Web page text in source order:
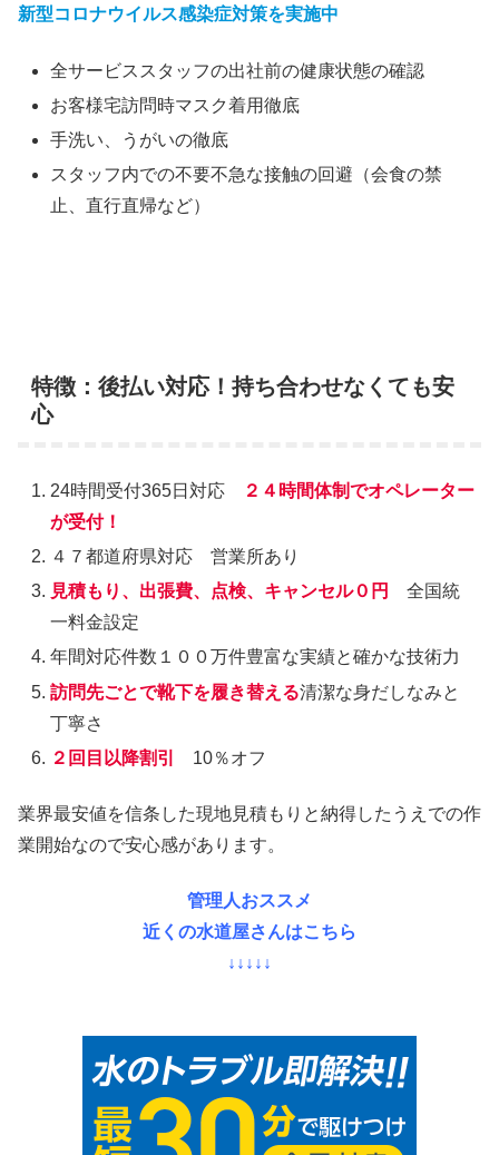
新型コロナウイルス感染症対策を実施中
全サービススタッフの出社前の健康状態の確認
お客様宅訪問時マスク着用徹底
手洗い、うがいの徹底
スタッフ内での不要不急な接触の回避（会食の禁
止、直行直帰など）
特徴：後払い対応！持ち合わせなくても安
心
24時間受付365日対応
２４時間体制でオペレーター
が受付！
４７都道府県対応 営業所あり
見積もり、出張費、点検、キャンセル０円
全国統
一料金設定
年間対応件数１００万件豊富な実績と確かな技術力
訪問先ごとで靴下を履き替える清潔な身だしなみと
丁寧さ
２回目以降割引
10％オフ
業界最安値を信条した現地見積もりと納得したうえでの作
業開始なので安心感があります。
管理人おススメ
近くの水道屋さんはこちら
↓↓↓↓↓